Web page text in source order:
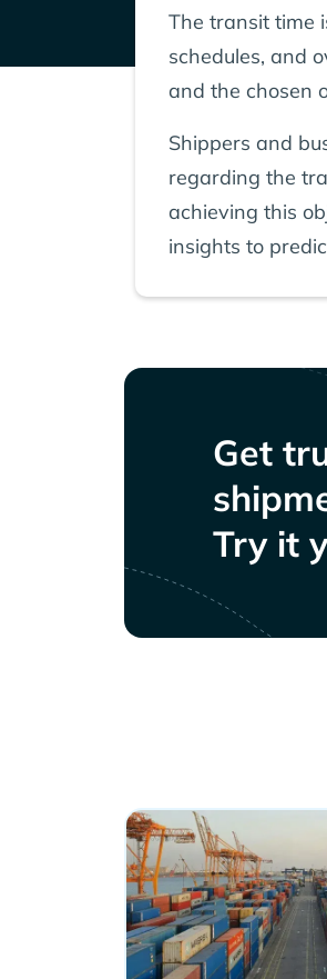
The transit time
schedules, and
and the chosen
Shippers and
regarding the
achieving this
insights to
Get
Try it